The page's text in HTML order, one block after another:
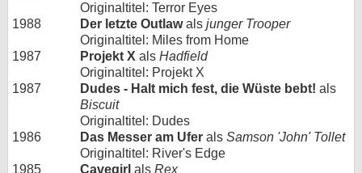
Originaltitel: Terror Eyes
1988
Der letzte Outlawals junger Trooper
Originaltitel: Miles from Home
1987
Projekt X als Hadfield
Originaltitel: Projekt X
1987
Dudes - Halt mich fest, die Wüste bebt! als
Biscuit
Originaltitel: Dudes
1986
Das Messer am Ufer als Samson 'John' Tollet
Originaltitel: River's Edge
1985
Cavegirl als Rex